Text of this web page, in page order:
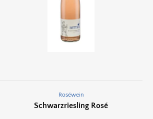
Roséwein
Schwarzriesling Rosé